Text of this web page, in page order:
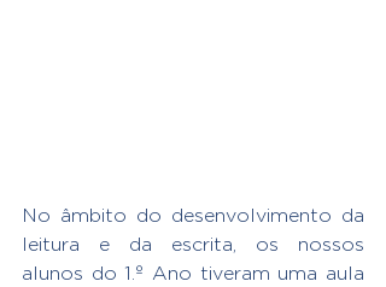
No âmbito do desenvolvimento da
leitura e da escrita, os nossos
alunos do 1.º Ano tiveram uma aula